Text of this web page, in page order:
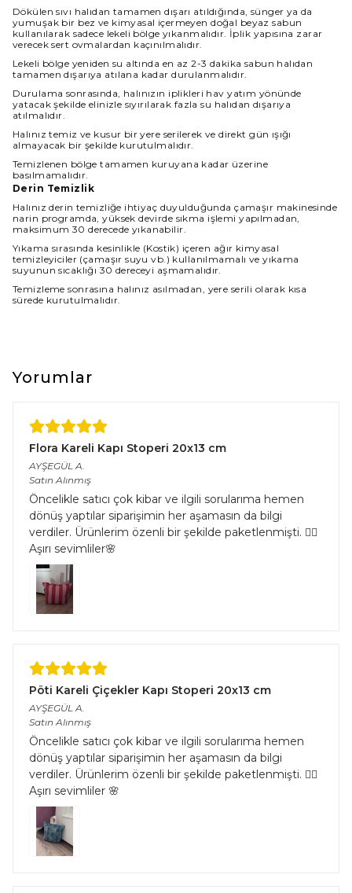
Dökülen sıvı halıdan tamamen dışarı atıldığında, sünger ya da
yumuşak bir bez ve kimyasal içermeyen doğal beyaz sabun
kullanılarak sadece lekeli bölge yıkanmalıdır. İplik yapısına zarar
verecek sert ovmalardan kaçınılmalıdır.
Lekeli bölge yeniden su altında en az 2-3 dakika sabun halıdan
tamamen dışarıya atılana kadar durulanmalıdır.
Durulama sonrasında, halınızın iplikleri hav yatım yönünde
yatacak şekilde elinizle sıyırılarak fazla su halıdan dışarıya
atılmalıdır.
Halınız temiz ve kusur bir yere serilerek ve direkt gün ışığı
almayacak bir şekilde kurutulmalıdır.
Temizlenen bölge tamamen kuruyana kadar üzerine
basılmamalıdır.
Derin Temizlik
Halınız derin temizliğe ihtiyaç duyulduğunda çamaşır makinesinde
narin programda, yüksek devirde sıkma işlemi yapılmadan,
maksimum 30 derecede yıkanabilir.
Yıkama sırasında kesinlikle (Kostik) içeren ağır kimyasal
temizleyiciler (çamaşır suyu vb.) kullanılmamalı ve yıkama
suyunun sıcaklığı 30 dereceyi aşmamalıdır.
Temizleme sonrasına halınız asılmadan, yere serili olarak kısa
sürede kurutulmalıdır.
Yorumlar
Flora Kareli Kapı Stoperi 20x13 cm
AYŞEGÜL A.
Satın Alınmış
Öncelikle satıcı çok kibar ve ilgili sorularıma hemen
dönüş yaptılar siparişimin her aşamasın da bilgi
verdiler. Ürünlerim özenli bir şekilde paketlenmişti. 👌🏻
Aşırı sevimliler🌸
Pöti Kareli Çiçekler Kapı Stoperi 20x13 cm
AYŞEGÜL A.
Satın Alınmış
Öncelikle satıcı çok kibar ve ilgili sorularıma hemen
dönüş yaptılar siparişimin her aşamasın da bilgi
verdiler. Ürünlerim özenli bir şekilde paketlenmişti. 👌🏻
Aşırı sevimliler 🌸